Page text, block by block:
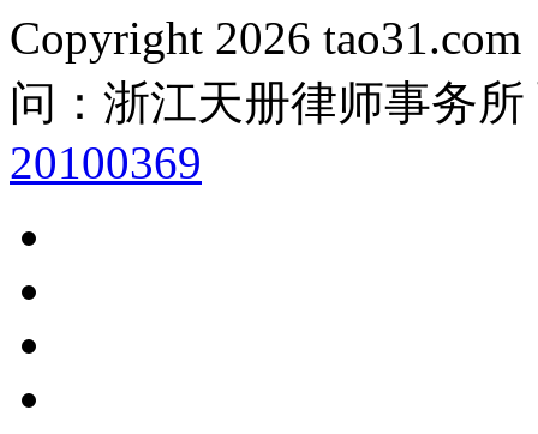
Copyright 2026
问：浙江天册律师事务
20100369